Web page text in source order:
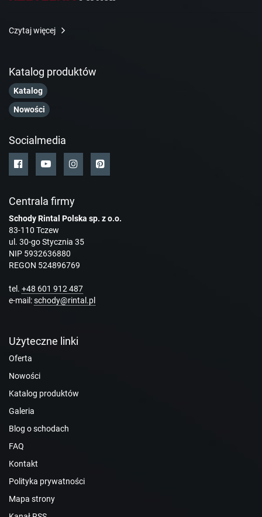
Czytaj więcej
Katalog produktów
Katalog
Nowości
Socialmedia
Centrala firmy
Schody Rintal Polska sp. z o.o.
83-110 Tczew
ul. 30-go Stycznia 35
NIP 5932636880
REGON 524896769
tel. +48 601 912 487
e-mail:schody@rintal.pl
Użyteczne linki
Oferta
Nowości
Katalog produktów
Galeria
Blog o schodach
FAQ
Kontakt
Polityka prywatności
Mapa strony